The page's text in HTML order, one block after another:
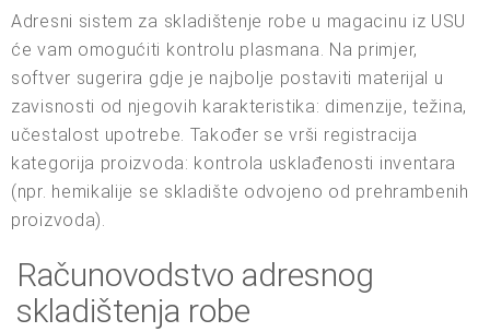
Adresni sistem za skladištenje robe u magacinu iz USU
će vam omogućiti kontrolu plasmana. Na primjer,
softver sugerira gdje je najbolje postaviti materijal u
zavisnosti od njegovih karakteristika: dimenzije, težina,
učestalost upotrebe. Također se vrši registracija
kategorija proizvoda: kontrola usklađenosti inventara
(npr. hemikalije se skladište odvojeno od prehrambenih
proizvoda).
Računovodstvo adresnog
skladištenja robe